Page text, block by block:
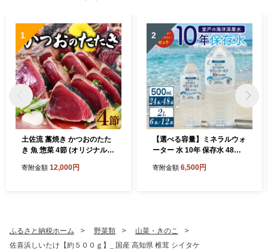
1
土佐流 藁焼き かつおのたた
き 魚 惣菜 4節 (オリジナルた
の塩付き) 詰め合わせ 魚介類
寄附金額 12,000円
2
【選べる容量】ミネラルウォ
ーター 水 10年 保存水 48本
×2L 軟水 室戸海洋深層水10
寄附金額 6,500円
ふるさと納税ホーム 野菜類
山菜・きのこ
佐喜浜しいたけ【約５００ｇ】_ 国産 高知県 椎茸 シイタケ